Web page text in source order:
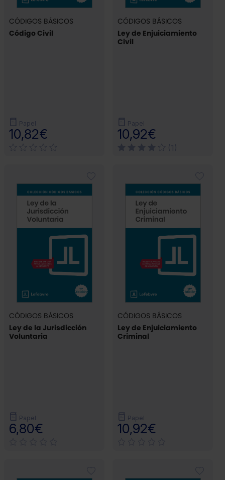
CÓDIGOS BÁSICOS
Código Civil
Papel
10,82€
CÓDIGOS BÁSICOS
Ley de Enjuiciamiento
Civil
Papel
10,92€
CÓDIGOS BÁSICOS
Ley de la Jurisdicción
Voluntaria
Papel
6,80€
CÓDIGOS BÁSICOS
Ley de Enjuiciamiento
Criminal
Papel
10,92€